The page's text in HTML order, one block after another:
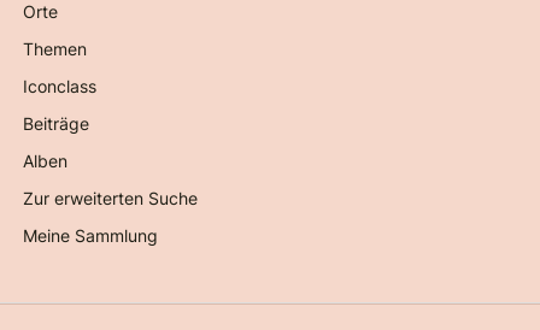
Orte
Themen
Iconclass
Beiträge
Alben
Zur erweiterten Suche
Meine Sammlung